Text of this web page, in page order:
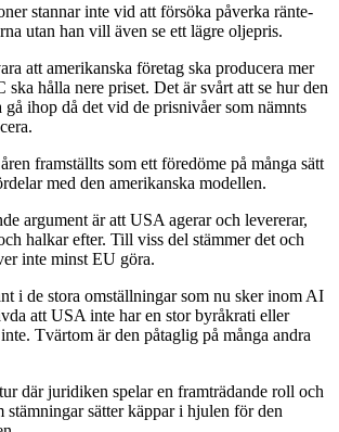
stannar inte vid att försöka påverka ränte-
utan han vill även se ett lägre oljepris.
att amerikanska företag ska producera mer
ska hålla nere priset. Det är svårt att se hur den
ihop då det vid de prisnivåer som nämnts
framställts som ett föredöme på många sätt
med den amerikanska modellen.
argument är att USA agerar och levererar,
halkar efter. Till viss del stämmer det och
inte minst EU göra.
i de stora omställningar som nu sker inom AI
att USA inte har en stor byråkrati eller
Tvärtom är den påtaglig på många andra
där juridiken spelar en framträdande roll och
stämningar sätter käppar i hjulen för den